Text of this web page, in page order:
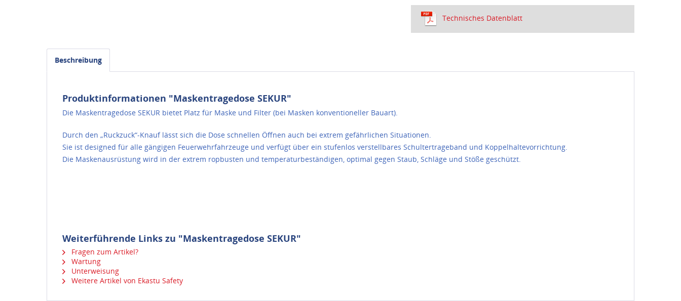
Technisches Datenblatt
Beschreibung
Produktinformationen "Maskentragedose SEKUR"
Die Maskentragedose SEKUR bietet Platz für Maske und Filter (bei Masken konventioneller Bauart).
Durch den „Ruckzuck“-Knauf lässt sich die Dose schnellen Öffnen auch bei extrem gefährlichen Situationen.
Sie ist designed für alle gängigen Feuerwehrfahrzeuge und verfügt über ein stufenlos verstellbares Schultertrageband und Koppelhaltevorrichtung.
Die Maskenausrüstung wird in der extrem ropbusten und temperaturbeständigen, optimal gegen Staub, Schläge und Stöße geschützt.
Weiterführende Links zu "Maskentragedose SEKUR"
Fragen zum Artikel?
Wartung
Unterweisung
Weitere Artikel von Ekastu Safety